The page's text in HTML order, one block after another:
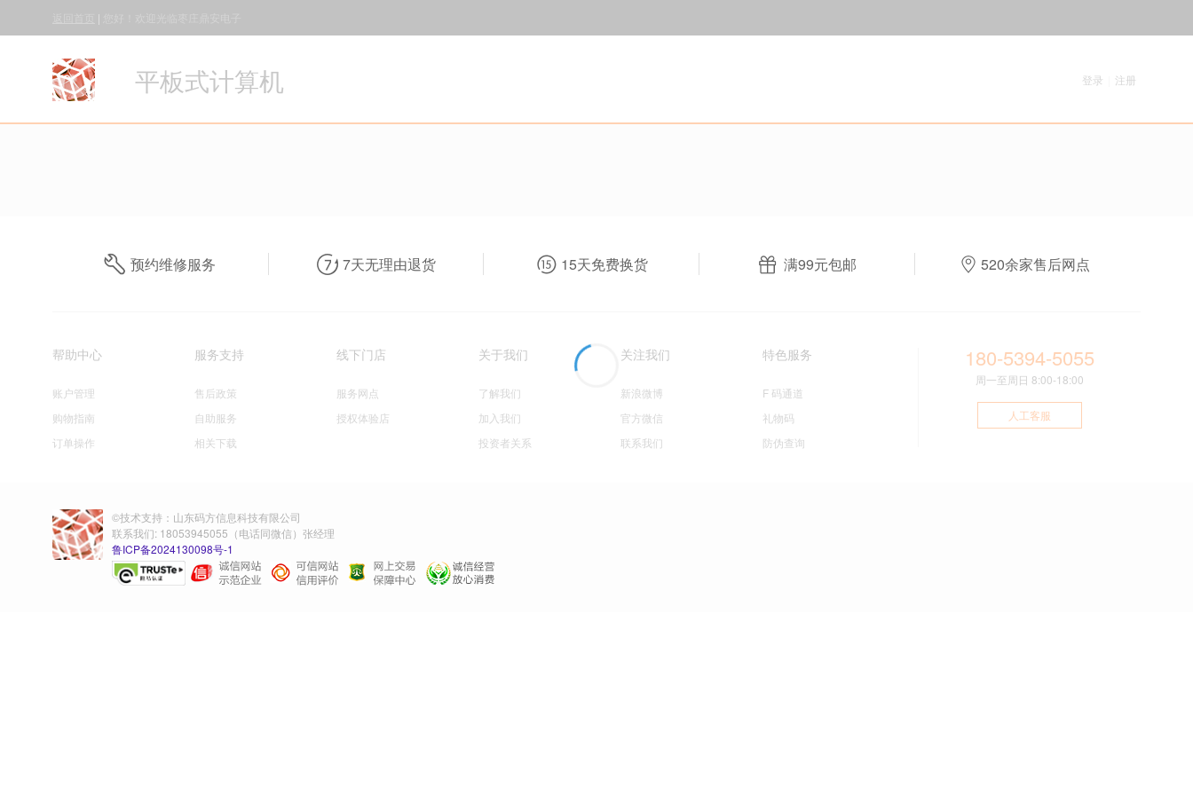
|
平板式计算机 登录 注册
预约维修服务 7天无理由退货 15天免费换货 满99元包邮 520余家售后网点
帮助中心
账户管理
购物指南
订单操作
服务支持
售后政策
自助服务
相关下载
线下门店
服务网点
授权体验店
关于我们
了解我们
加入我们
投资者关系
关注我们
新浪微博
官方微信
联系我们
特色服务
F 码通道
礼物码
防伪查询
180-5394-5055
周一至周日 8:00-18:00
人工客服
©技术支持：山东码方信息科技有限公司
联系我们: 18053945055（电话同微信）张经理
鲁ICP备2024130098号-1